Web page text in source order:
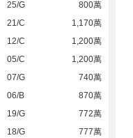
25/G
800萬
21/C
1,170萬
12/C
1,200萬
05/C
1,200萬
07/G
740萬
06/B
870萬
19/G
772萬
18/G
777萬